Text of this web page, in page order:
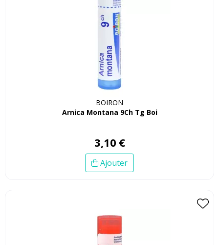
BOIRON
Arnica Montana 9Ch Tg Boi
3,10 €
Ajouter